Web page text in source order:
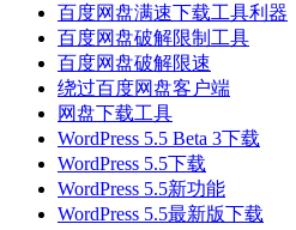
百度网盘满速下载工具利器
百度网盘破解限制工具
百度网盘破解限速
绕过百度网盘客户端
网盘下载工具
WordPress 5.5 Beta 3下载
WordPress 5.5下载
WordPress 5.5新功能
WordPress 5.5最新版下载